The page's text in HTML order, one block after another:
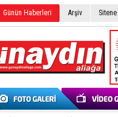
Günün Haberleri Arşiv